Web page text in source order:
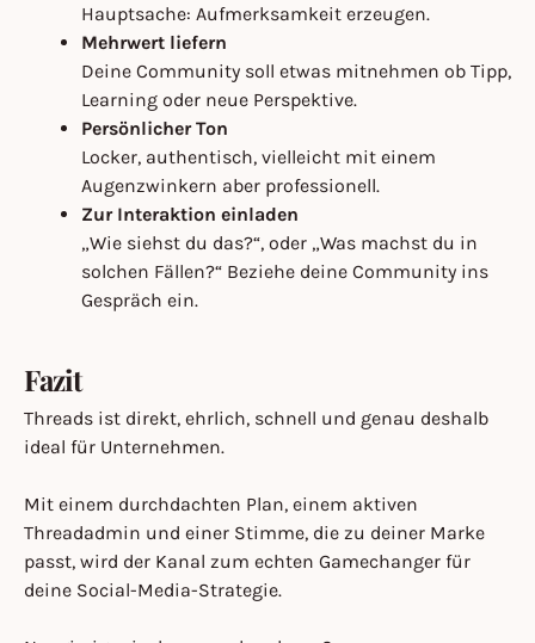
Hauptsache: Aufmerksamkeit erzeugen.
Mehrwert liefern
Deine Community soll etwas mitnehmen ob Tipp,
Learning oder neue Perspektive.
Persönlicher Ton
Locker, authentisch, vielleicht mit einem
Augenzwinkern aber professionell.
Zur Interaktion einladen
„Wie siehst du das?“, oder „Was machst du in
solchen Fällen?“ Beziehe deine Community ins
Gespräch ein.
Fazit
Threads ist direkt, ehrlich, schnell und genau deshalb
ideal für Unternehmen.
Mit einem durchdachten Plan, einem aktiven
Threadadmin und einer Stimme, die zu deiner Marke
passt, wird der Kanal zum echten Gamechanger für
deine Social-Media-Strategie.